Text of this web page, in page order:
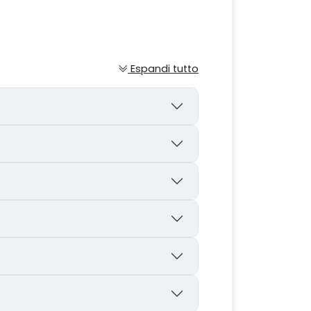
Espandi tutto